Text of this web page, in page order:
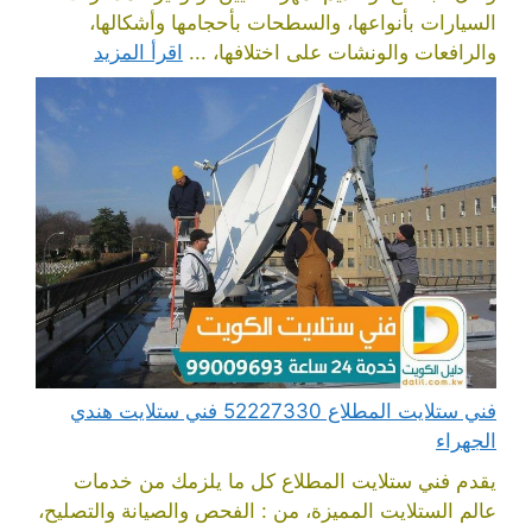
السيارات بأنواعها، والسطحات بأحجامها وأشكالها،
والرافعات والونشات على اختلافها، ... اقرأ المزيد
فني ستلايت المطلاع 52227330 فني ستلايت هندي
الجهراء
يقدم فني ستلايت المطلاع كل ما يلزمك من خدمات
عالم الستلايت المميزة، من : الفحص والصيانة والتصليح،